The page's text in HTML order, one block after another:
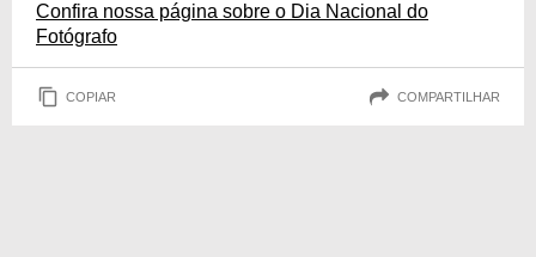
Confira nossa página sobre o Dia Nacional do
Fotógrafo
COPIAR COMPARTILHAR